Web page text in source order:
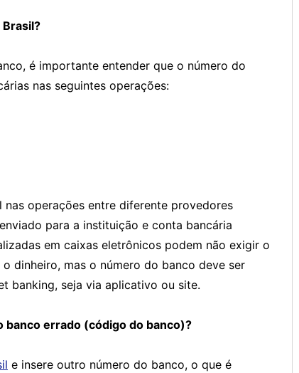
é importante entender que o número do
nas seguintes operações:
operações entre diferente provedores
para a instituição e conta bancária
em caixas eletrônicos podem não exigir o
dinheiro, mas o número do banco deve ser
banking, seja via aplicativo ou site.
banco errado (código do banco)?
e insere outro número do banco, o que é